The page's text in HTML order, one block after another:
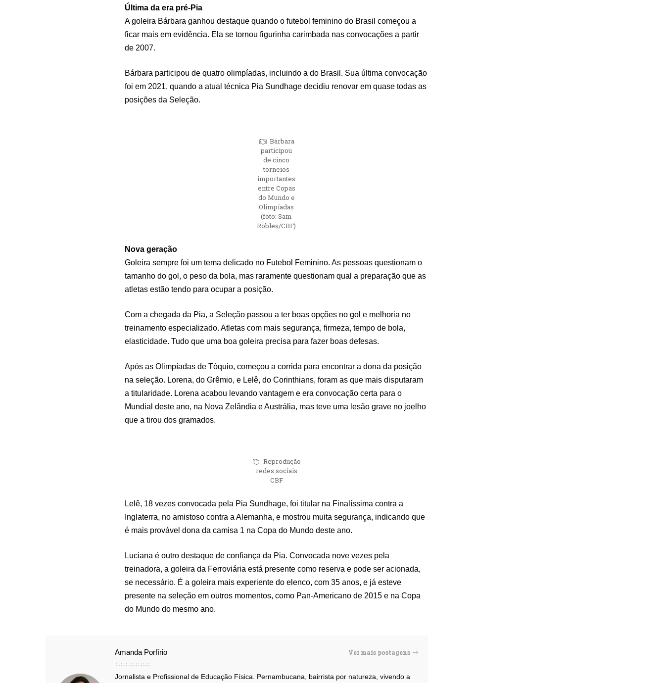
Última da era pré-Pia
A goleira Bárbara ganhou destaque quando o futebol feminino do Brasil começou a
ficar mais em evidência. Ela se tornou figurinha carimbada nas convocações a partir
de 2007.
Bárbara participou de quatro olimpíadas, incluindo a do Brasil. Sua última convocação
foi em 2021, quando a atual técnica Pia Sundhage decidiu renovar em quase todas as
posições da Seleção.
Bárbara
participou
de cinco
torneios
importantes
entre Copas
do Mundo e
Olimpíadas
(foto: Sam
Robles/CBF)
Nova geração
Goleira sempre foi um tema delicado no Futebol Feminino. As pessoas questionam o
tamanho do gol, o peso da bola, mas raramente questionam qual a preparação que as
atletas estão tendo para ocupar a posição.
Com a chegada da Pia, a Seleção passou a ter boas opções no gol e melhoria no
treinamento especializado. Atletas com mais segurança, firmeza, tempo de bola,
elasticidade. Tudo que uma boa goleira precisa para fazer boas defesas.
Após as Olimpíadas de Tóquio, começou a corrida para encontrar a dona da posição
na seleção. Lorena, do Grêmio, e Lelê, do Corinthians, foram as que mais disputaram
a titularidade. Lorena acabou levando vantagem e era convocação certa para o
Mundial deste ano, na Nova Zelândia e Austrália, mas teve uma lesão grave no joelho
que a tirou dos gramados.
Reprodução
redes sociais
CBF
Lelê, 18 vezes convocada pela Pia Sundhage, foi titular na Finalíssima contra a
Inglaterra, no amistoso contra a Alemanha, e mostrou muita segurança, indicando que
é mais provável dona da camisa 1 na Copa do Mundo deste ano.
Luciana é outro destaque de confiança da Pia. Convocada nove vezes pela
treinadora, a goleira da Ferroviária está presente como reserva e pode ser acionada,
se necessário. É a goleira mais experiente do elenco, com 35 anos, e já esteve
presente na seleção em outros momentos, como Pan-Americano de 2015 e na Copa
do Mundo do mesmo ano.
Amanda Porfírio Ver mais postagens
Jornalista e Profissional de Educação Física. Pernambucana, bairrista por natureza, vivendo a